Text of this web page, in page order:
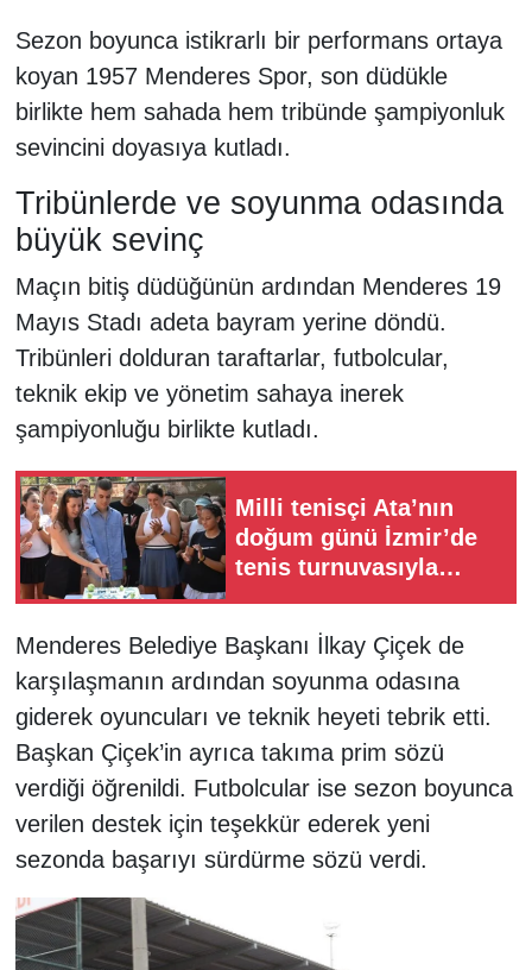
Sezon boyunca istikrarlı bir performans ortaya
koyan 1957 Menderes Spor, son düdükle
birlikte hem sahada hem tribünde şampiyonluk
sevincini doyasıya kutladı.
Tribünlerde ve soyunma odasında
büyük sevinç
Maçın bitiş düdüğünün ardından Menderes 19
Mayıs Stadı adeta bayram yerine döndü.
Tribünleri dolduran taraftarlar, futbolcular,
teknik ekip ve yönetim sahaya inerek
şampiyonluğu birlikte kutladı.
Milli tenisçi Ata’nın
doğum günü İzmir’de
tenis turnuvasıyla
Menderes Belediye Başkanı İlkay Çiçek de
karşılaşmanın ardından soyunma odasına
giderek oyuncuları ve teknik heyeti tebrik etti.
Başkan Çiçek’in ayrıca takıma prim sözü
verdiği öğrenildi. Futbolcular ise sezon boyunca
verilen destek için teşekkür ederek yeni
sezonda başarıyı sürdürme sözü verdi.